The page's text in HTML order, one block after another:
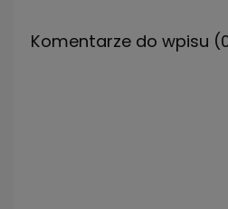
Komentarze do wpisu